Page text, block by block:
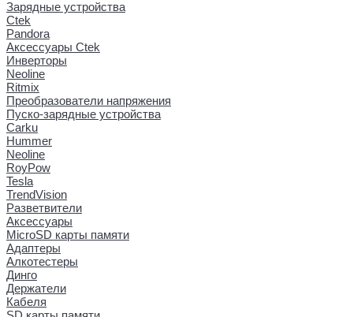
Зарядные устройства
Ctek
Pandora
Аксессуары Ctek
Инверторы
Neoline
Ritmix
Преобразователи напряжения
Пуско-зарядные устройства
Carku
Hummer
Neoline
RoyPow
Tesla
TrendVision
Разветвители
Аксессуары
MicroSD карты памяти
Адаптеры
Алкотестеры
Динго
Держатели
Кабеля